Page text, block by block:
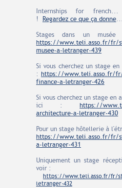
Internships for
!
Regardez ce que ça donne
Stages dans un
https://www.teli.asso.fr/fr/
musee-a-letranger-439
Si vous cherchez un stage
: https://www.teli.asso.fr/fr/
finance-a-letranger-426
Si vous cherchez un stage en
ici : https://
architecture-a-letranger-430
Pour un stage hôtellerie à
https://www.teli.asso.fr/fr/
a-letranger-431
Uniquement un stage
voir :
https://www.teli.asso.fr/fr/
letranger-432